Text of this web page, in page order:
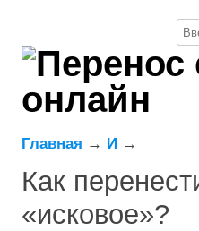
Главная → И →
Как
«исковое»?